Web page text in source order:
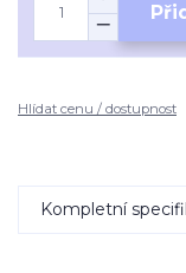
Hlídat cenu / dostupnost
Kompletní